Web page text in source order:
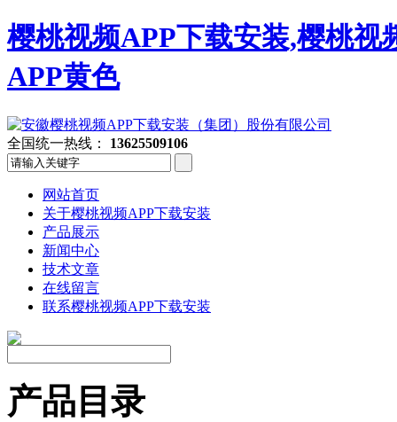
樱桃视频APP下载安装,樱桃
APP黄色
全国统一热线： 13625509106
网站首页
关于樱桃视频APP下载安装
产品展示
新闻中心
技术文章
在线留言
联系樱桃视频APP下载安装
产品目录